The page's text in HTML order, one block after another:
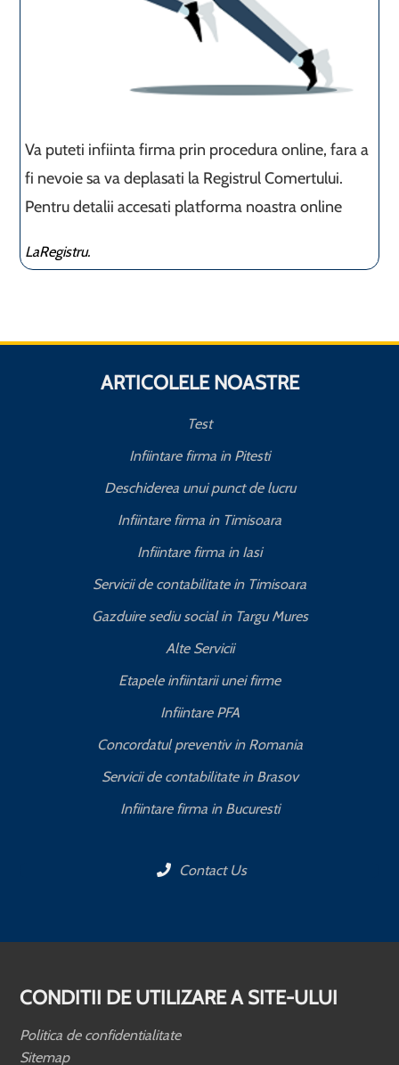
Va puteti infiinta firma prin procedura online, fara a
fi nevoie sa va deplasati la Registrul Comertului.
Pentru detalii accesati platforma noastra online
LaRegistru.
ARTICOLELE NOASTRE
Test
Infiintare firma in Pitesti
Deschiderea unui punct de lucru
Infiintare firma in Timisoara
Infiintare firma in Iasi
Servicii de contabilitate in Timisoara
Gazduire sediu social in Targu Mures
Alte Servicii
Etapele infiintarii unei firme
Infiintare PFA
Concordatul preventiv in Romania
Servicii de contabilitate in Brasov
Infiintare firma in Bucuresti
Contact Us
CONDITII DE UTILIZARE A SITE-ULUI
Politica de confidentialitate
Sitemap